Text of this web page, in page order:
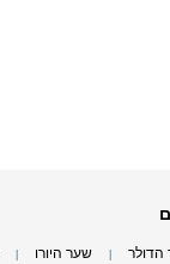
הדולר שער היורו